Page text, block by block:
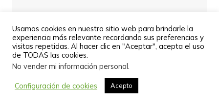
Usamos cookies en nuestro sitio web para brindarle la
experiencia más relevante recordando sus preferencias y
visitas repetidas. Al hacer clic en "Aceptar", acepta el uso
de TODAS las cookies.
No vender mi información personal.
Configuración de cookies Acepto